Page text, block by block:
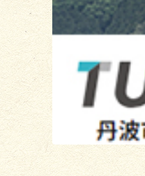
ス